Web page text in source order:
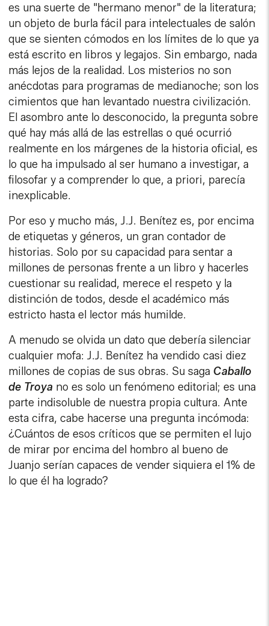
es una suerte de "hermano menor" de la literatura;
un objeto de burla fácil para intelectuales de salón
que se sienten cómodos en los límites de lo que ya
está escrito en libros y legajos. Sin embargo, nada
más lejos de la realidad. Los misterios no son
anécdotas para programas de medianoche; son los
cimientos que han levantado nuestra civilización.
El asombro ante lo desconocido, la pregunta sobre
qué hay más allá de las estrellas o qué ocurrió
realmente en los márgenes de la historia oficial, es
lo que ha impulsado al ser humano a investigar, a
filosofar y a comprender lo que, a priori, parecía
inexplicable.
Por eso y mucho más, J.J. Benítez es, por encima
de etiquetas y géneros, un gran contador de
historias. Solo por su capacidad para sentar a
millones de personas frente a un libro y hacerles
cuestionar su realidad, merece el respeto y la
distinción de todos, desde el académico más
estricto hasta el lector más humilde.
A menudo se olvida un dato que debería silenciar
cualquier mofa: J.J. Benítez ha vendido casi diez
millones de copias de sus obras. Su saga Caballo
de Troya no es solo un fenómeno editorial; es una
parte indisoluble de nuestra propia cultura. Ante
esta cifra, cabe hacerse una pregunta incómoda:
¿Cuántos de esos críticos que se permiten el lujo
de mirar por encima del hombro al bueno de
Juanjo serían capaces de vender siquiera el 1% de
lo que él ha logrado?